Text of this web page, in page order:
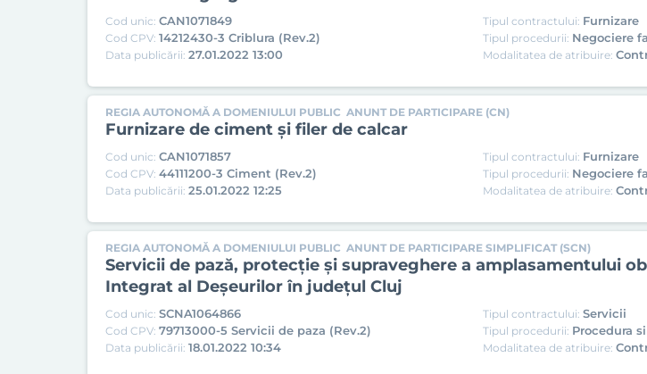
Cod unic: CAN1071849
Cod CPV: 14212430-3 Criblura (Rev.2)
Data publicării: 27.01.2022 13:00
Tipul contractului: Furnizare
Tipul procedurii: Negociere
Modalitatea de atribuire:
REGIA AUTONOMĂ A DOMENIULUI PUBLIC ANUNT DE PARTICIPARE (CN)
Furnizare de ciment și filer de calcar
Cod unic: CAN1071857
Cod CPV: 44111200-3 Ciment (Rev.2)
Data publicării: 25.01.2022 12:25
Tipul contractului: Furnizare
Tipul procedurii: Negociere
Modalitatea de atribuire:
REGIA AUTONOMĂ A DOMENIULUI PUBLIC ANUNT DE PARTICIPARE SIMPLIFICAT (SCN)
Servicii de pază, protecţie şi supraveghere a amplasamentului
Integrat al Deșeurilor în judeţul Cluj
Cod unic: SCNA1064866
Cod CPV: 79713000-5 Servicii de paza (Rev.2)
Data publicării: 18.01.2022 10:34
Tipul contractului:Servicii
Tipul procedurii: Procedura
Modalitatea de atribuire: